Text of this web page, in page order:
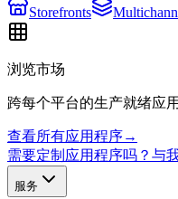
Storefronts
浏览市场
跨每个平台的生产就绪应
查看所有应用程序→
需要定制应用程序吗？与
服务